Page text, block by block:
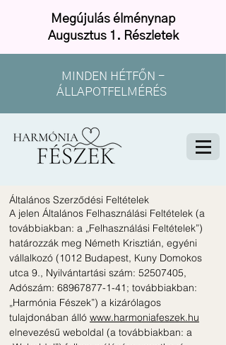
MINDEN HÉTFŐN -
ÁLLAPOTFELMÉRÉS
Megújulás élménynap
Augusztus 1. Részletek
Általános Szerződési Feltételek
A jelen Általános Felhasználási Feltételek (a
továbbiakban: a „Felhasználási Feltételek”)
határozzák meg Németh Krisztián, egyéni
vállalkozó (1012 Budapest, Kuny Domokos
utca 9., Nyilvántartási szám: 52507405,
Adószám: 68967877-1-41; továbbiakban:
„Harmónia Fészek”) a kizárólagos
tulajdonában álló www.harmoniafeszek.hu
elnevezésű weboldal (a továbbiakban: a